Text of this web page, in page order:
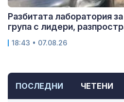
ПОСЛЕДНИ ЧЕТЕНИ
Разбитата лаборатория
група с лидери,
18:43 • 07.08.26